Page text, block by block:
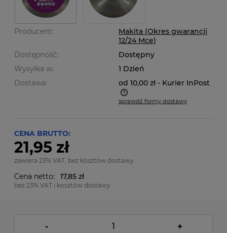
Producent:
Makita (Okres gwarancji
12/24 Mce)
Dostępność:
Dostępny
Wysyłka w:
1 Dzień
Dostawa:
od 10,00 zł - Kurier InPost
Cena nie zawiera ewentualnych kosztów płatności
sprawdź formy dostawy
CENA BRUTTO:
21,95 zł
zawiera 23% VAT, bez kosztów dostawy
Cena netto: 17,85 zł
bez 23% VAT i kosztów dostawy
- +